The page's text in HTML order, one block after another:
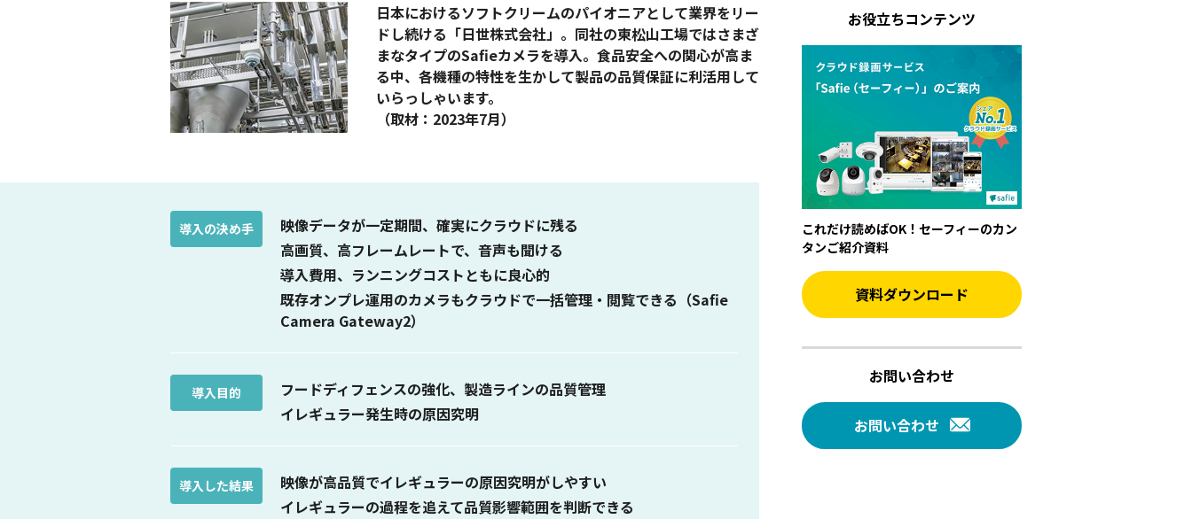
日本におけるソフトクリームのパイオニアとして業界をリー
ドし続ける「日世株式会社」。同社の東松山工場ではさまざ
まなタイプのSafieカメラを導入。食品安全への関心が高ま
る中、各機種の特性を生かして製品の品質保証に利活用して
いらっしゃいます。
（取材：2023年7月）
お役立ちコンテンツ
これだけ読めばOK！セーフィーのカン
タンご紹介資料
資料ダウンロード
お問い合わせ
お問い合わせ
導入の決め手
映像データが一定期間、確実にクラウドに残る
高画質、高フレームレートで、音声も聞ける
導入費用、ランニングコストともに良心的
既存オンプレ運用のカメラもクラウドで一括管理・閲覧できる（Safie
Camera Gateway2）
導入目的
フードディフェンスの強化、製造ラインの品質管理
イレギュラー発生時の原因究明
導入した結果
映像が高品質でイレギュラーの原因究明がしやすい
イレギュラーの過程を追えて品質影響範囲を判断できる